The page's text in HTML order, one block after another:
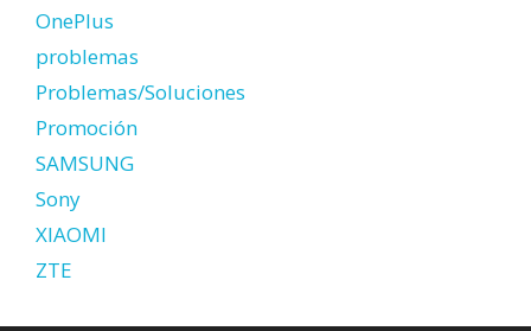
OnePlus
problemas
Problemas/Soluciones
Promoción
SAMSUNG
Sony
XIAOMI
ZTE